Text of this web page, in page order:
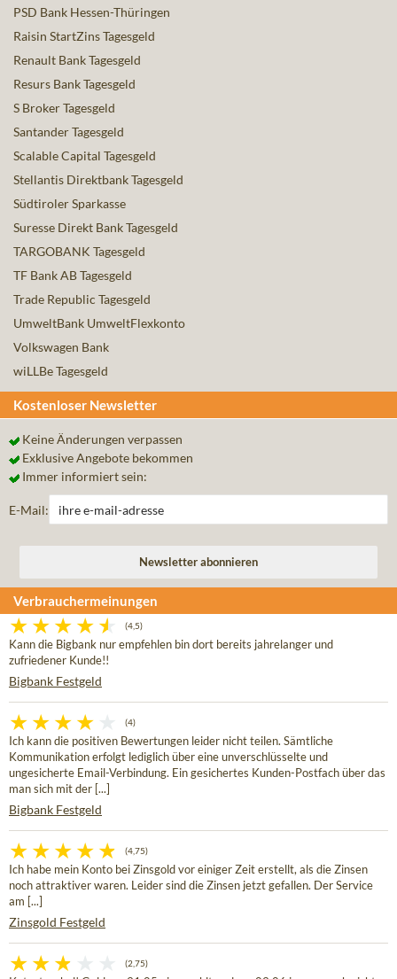
PSD Bank Hessen-Thüringen
Raisin StartZins Tagesgeld
Renault Bank Tagesgeld
Resurs Bank Tagesgeld
S Broker Tagesgeld
Santander Tagesgeld
Scalable Capital Tagesgeld
Stellantis Direktbank Tagesgeld
Südtiroler Sparkasse
Suresse Direkt Bank Tagesgeld
TARGOBANK Tagesgeld
TF Bank AB Tagesgeld
Trade Republic Tagesgeld
UmweltBank UmweltFlexkonto
Volkswagen Bank
wiLLBe Tagesgeld
Kostenloser Newsletter
Keine Änderungen verpassen
Exklusive Angebote bekommen
Immer informiert sein:
E-Mail:
Verbrauchermeinungen
(4,5)
Kann die Bigbank nur empfehlen bin dort bereits jahrelanger und
zufriedener Kunde!!
Bigbank Festgeld
(4)
Ich kann die positiven Bewertungen leider nicht teilen. Sämtliche
Kommunikation erfolgt lediglich über eine unverschlüsselte und
ungesicherte Email-Verbindung. Ein gesichertes Kunden-Postfach über das
man sich mit der [...]
Bigbank Festgeld
(4,75)
Ich habe mein Konto bei Zinsgold vor einiger Zeit erstellt, als die Zinsen
noch attraktiver waren. Leider sind die Zinsen jetzt gefallen. Der Service
am [...]
Zinsgold Festgeld
(2,75)